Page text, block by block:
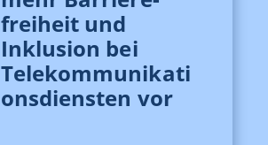
freiheit und
Inklusion bei
Telekommunikati
ons­diensten vor